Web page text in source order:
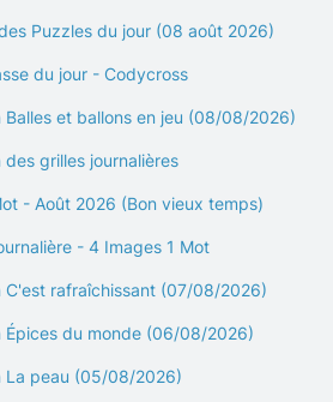
Puzzles du jour (08 août 2026)
du jour - Codycross
Balles et ballons en jeu (08/08/2026)
grilles journalières
- Août 2026 (Bon vieux temps)
- 4 Images 1 Mot
C'est rafraîchissant (07/08/2026)
Épices du monde (06/08/2026)
La peau (05/08/2026)